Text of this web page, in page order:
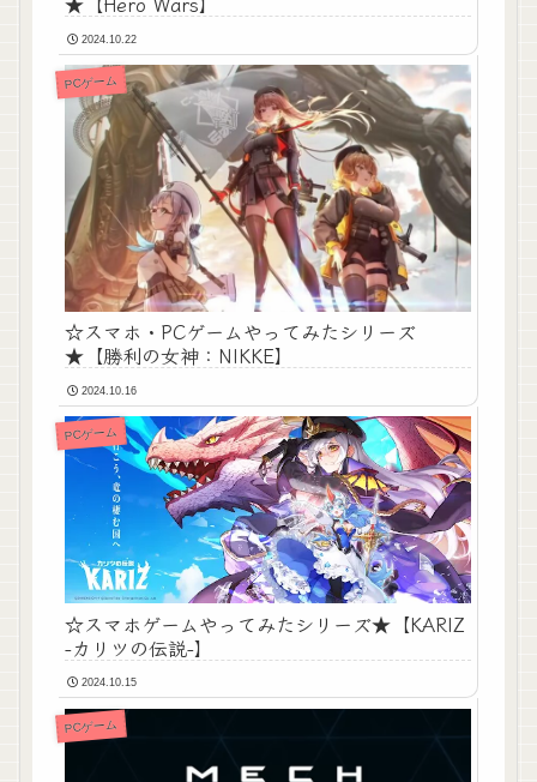
2024.10.22
PCゲーム
☆スマホ・PCゲームやってみたシリーズ
★【勝利の女神：NIKKE】
2024.10.16
PCゲーム
☆スマホゲームやってみたシリーズ★【KARIZ
-カリツの伝説-】
2024.10.15
PCゲーム